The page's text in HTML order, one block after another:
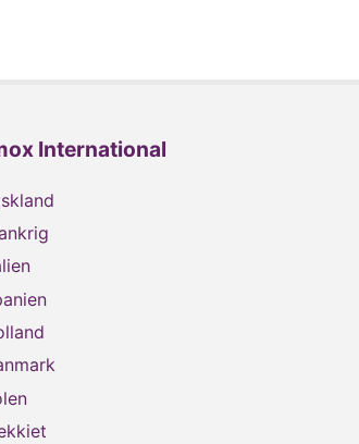
International